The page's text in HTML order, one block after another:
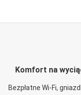
Komfort na
Bezpłatne Wi-Fi,